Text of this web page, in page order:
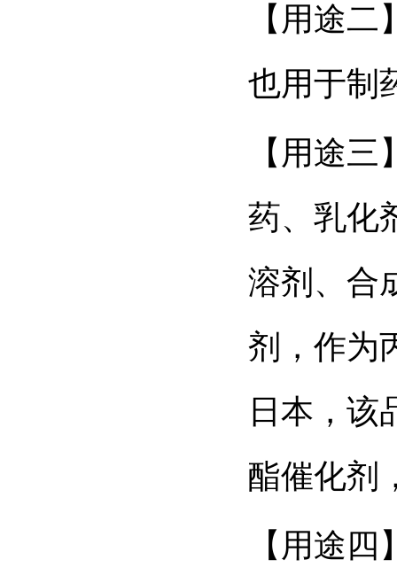
【用途
也用于制
【用途
药、乳化
溶剂、合
剂，作为
日本，该
酯催化剂
【用途